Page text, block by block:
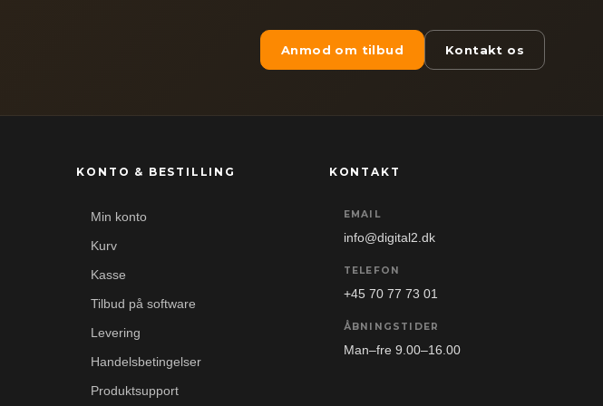
Anmod om tilbud Kontakt os
KONTO & BESTILLING
Min konto
Kurv
Kasse
Tilbud på software
Levering
Handelsbetingelser
Produktsupport
KONTAKT
EMAIL
info@digital2.dk
TELEFON
+45 70 77 73 01
ÅBNINGSTIDER
Man–fre 9.00–16.00